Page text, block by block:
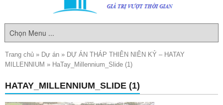
Trang chủ » Dự án » DỰ ÁN THÁP THIÊN NIÊN KỶ – HATAY
MILLENNIUM » HaTay_Millennium_Slide (1)
HATAY_MILLENNIUM_SLIDE (1)